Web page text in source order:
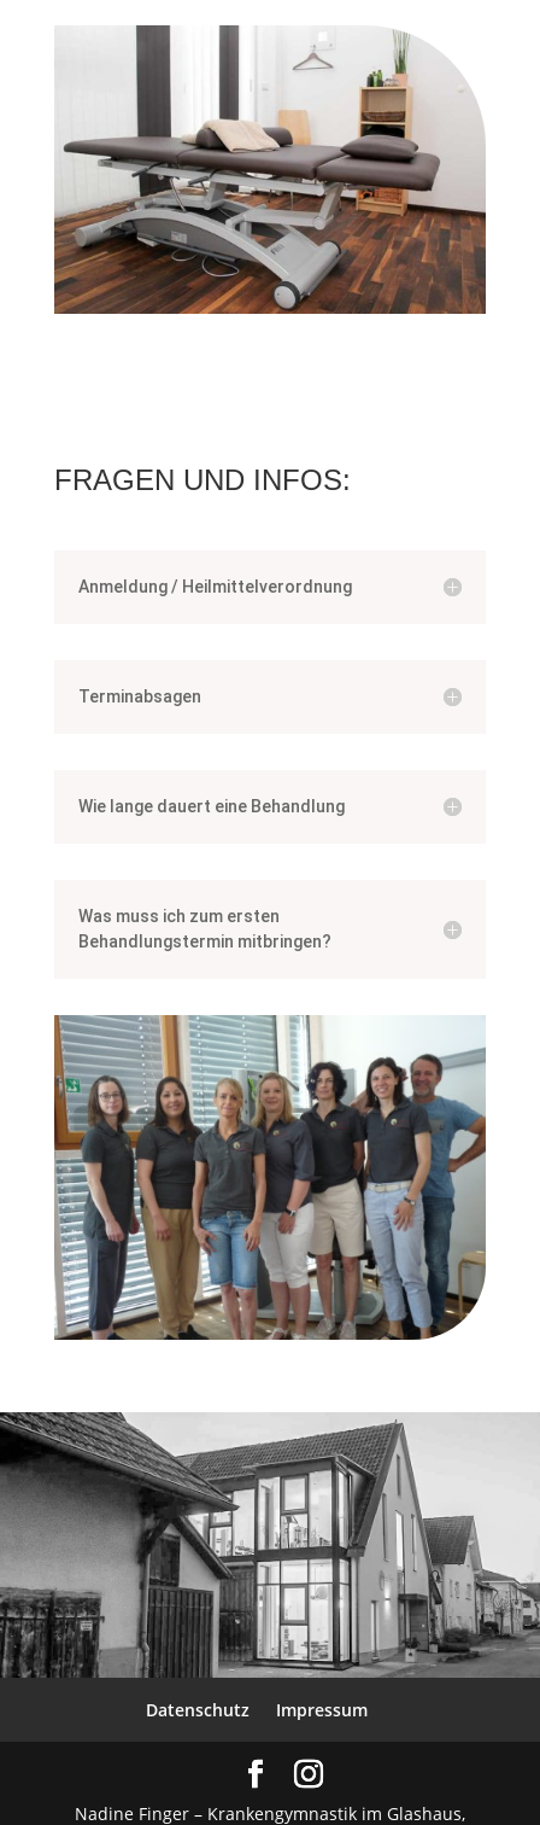
FRAGEN UND INFOS:
Anmeldung / Heilmittelverordnung
Terminabsagen
Wie lange dauert eine Behandlung
Was muss ich zum ersten
Behandlungstermin mitbringen?
Datenschutz Impressum
Nadine Finger – Krankengymnastik im Glashaus,